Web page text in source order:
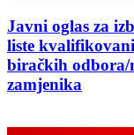
Javni oglas za
liste
biračkih
zamjenika